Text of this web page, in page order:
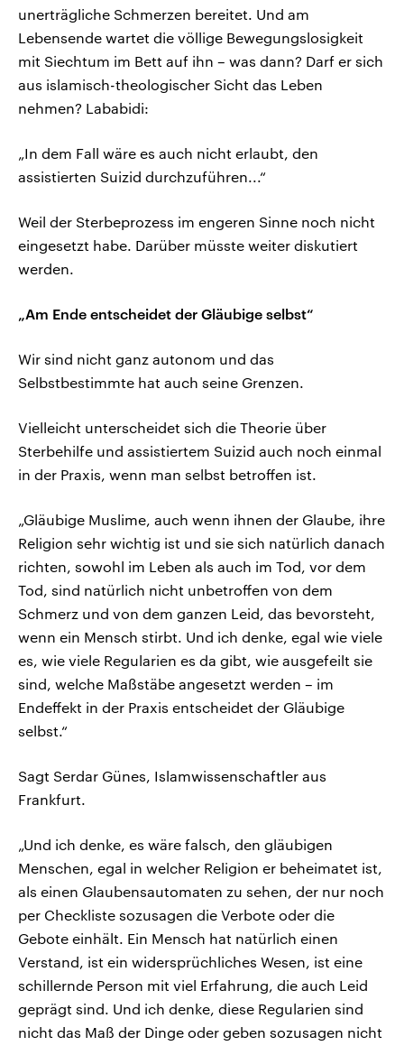
unerträgliche Schmerzen bereitet. Und am
Lebensende wartet die völlige Bewegungslosigkeit
mit Siechtum im Bett auf ihn – was dann? Darf er sich
aus islamisch-theologischer Sicht das Leben
nehmen? Lababidi:
„In dem Fall wäre es auch nicht erlaubt, den
assistierten Suizid durchzuführen...“
Weil der Sterbeprozess im engeren Sinne noch nicht
eingesetzt habe. Darüber müsste weiter diskutiert
werden.
„Am Ende entscheidet der Gläubige selbst“
Wir sind nicht ganz autonom und das
Selbstbestimmte hat auch seine Grenzen.
Vielleicht unterscheidet sich die Theorie über
Sterbehilfe und assistiertem Suizid auch noch einmal
in der Praxis, wenn man selbst betroffen ist.
„Gläubige Muslime, auch wenn ihnen der Glaube, ihre
Religion sehr wichtig ist und sie sich natürlich danach
richten, sowohl im Leben als auch im Tod, vor dem
Tod, sind natürlich nicht unbetroffen von dem
Schmerz und von dem ganzen Leid, das bevorsteht,
wenn ein Mensch stirbt. Und ich denke, egal wie viele
es, wie viele Regularien es da gibt, wie ausgefeilt sie
sind, welche Maßstäbe angesetzt werden – im
Endeffekt in der Praxis entscheidet der Gläubige
selbst.“
Sagt Serdar Günes, Islamwissenschaftler aus
Frankfurt.
„Und ich denke, es wäre falsch, den gläubigen
Menschen, egal in welcher Religion er beheimatet ist,
als einen Glaubensautomaten zu sehen, der nur noch
per Checkliste sozusagen die Verbote oder die
Gebote einhält. Ein Mensch hat natürlich einen
Verstand, ist ein widersprüchliches Wesen, ist eine
schillernde Person mit viel Erfahrung, die auch Leid
geprägt sind. Und ich denke, diese Regularien sind
nicht das Maß der Dinge oder geben sozusagen nicht